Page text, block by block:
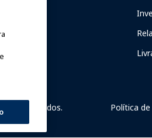
reservados. Política